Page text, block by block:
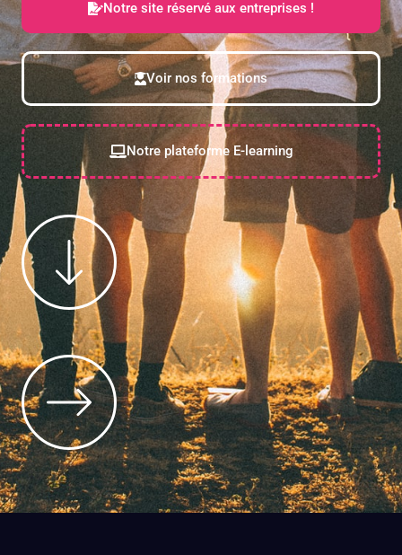
Notre site réservé aux entreprises !
Voir nos formations
Notre plateforme E-learning